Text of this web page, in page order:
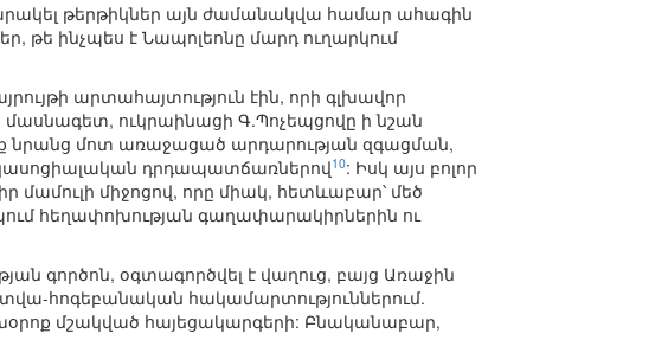
թերթիկներ այն ժամանակվա համար ահագին
թե ինչպես է Նապոլեոնը մարդ ուղարկում
արտահայտություն էին, որի գլխավոր
ուկրաինացի Գ.Պոչեպցովը ի նշան
նրանց մոտ առաջացած արդարության զգացման,
դրդապատճառներով10: Իսկ այս բոլոր
մամուլի միջոցով, որը միակ, հետևաբար՝ մեծ
հեղափոխության գաղափարակիրներին ու
գործոն, օգտագործվել է վաղուց, բայց Առաջին
հոգեբանական հակամարտություններում.
մշակված հայեցակարգերի: Բնականաբար,